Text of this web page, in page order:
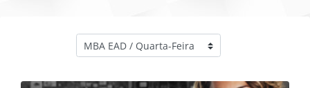
Categorias de Cursos